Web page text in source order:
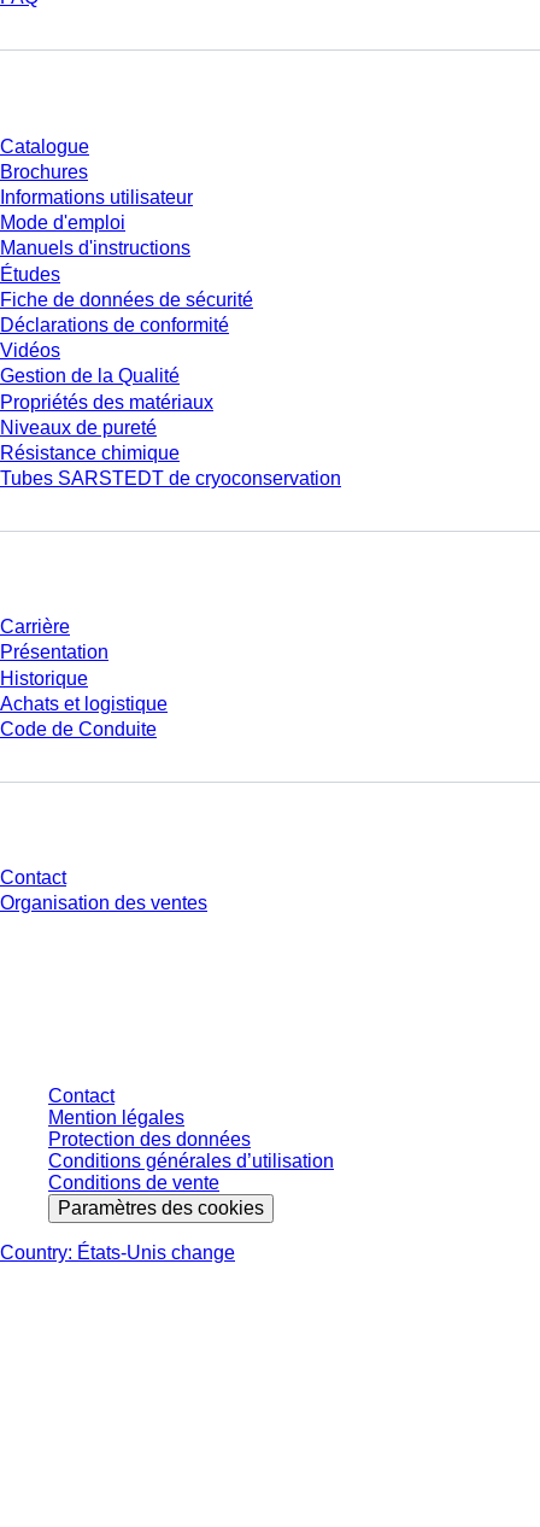
Catalogue
Brochures
Informations utilisateur
Mode d'emploi
Manuels d'instructions
Études
Fiche de données de sécurité
Déclarations de conformité
Vidéos
Gestion de la Qualité
Propriétés des matériaux
Niveaux de pureté
Résistance chimique
Tubes SARSTEDT de cryoconservation
Carrière
Présentation
Historique
Achats et logistique
Code de Conduite
Contact
Organisation des ventes
Contact
Mention légales
Protection des données
Conditions générales d’utilisation
Conditions de vente
Paramètres des cookies
Country: États-Unis change